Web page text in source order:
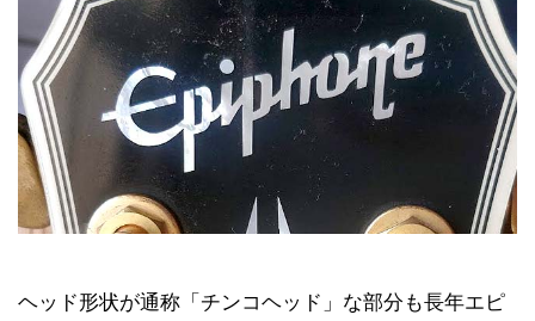
ヘッド形状が通称「チンコヘッド」な部分も長年エピ